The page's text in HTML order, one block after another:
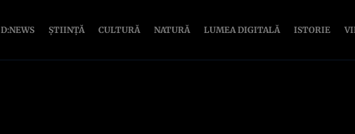
D:NEWS ȘTIINȚĂ CULTURĂ NATURĂ LUMEA DIGITALĂ ISTORIE